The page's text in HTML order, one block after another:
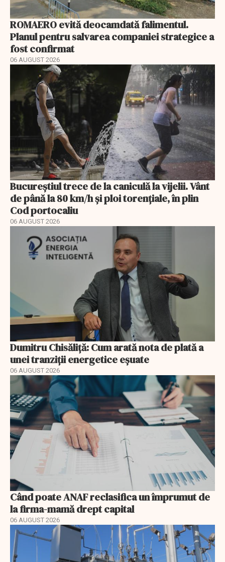
ROMAERO evită deocamdată falimentul.
Planul pentru salvarea companiei strategice a
fost confirmat
06 AUGUST 2026
Bucureștiul trece de la caniculă la vijelii. Vânt
de până la 80 km/h și ploi torențiale, în plin
Cod portocaliu
06 AUGUST 2026
Dumitru Chisăliță: Cum arată nota de plată a
unei tranziții energetice eșuate
06 AUGUST 2026
Când poate ANAF reclasifica un împrumut de
la firma-mamă drept capital
06 AUGUST 2026